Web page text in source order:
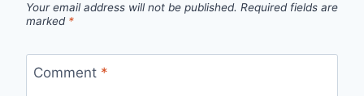
Your email address will not be published. Required fields are
marked *
Comment *